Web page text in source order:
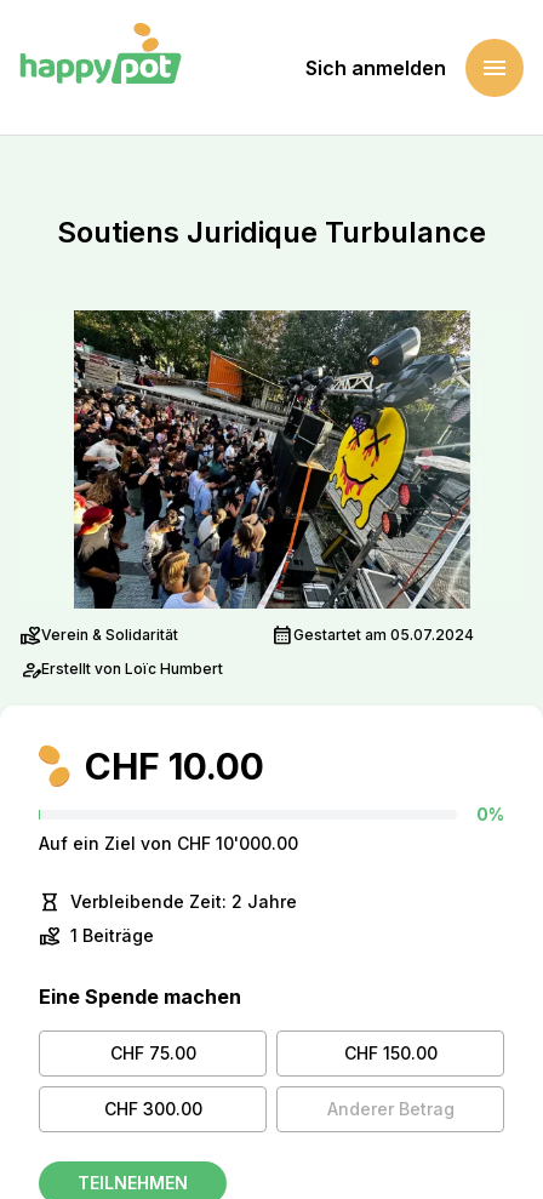
Sich anmelden menu
Soutiens Juridique Turbulance
volunteer_activismVerein & Solidarität calendar_monthGestartet am 05.07.2024
person_editErstellt von Loïc Humbert
CHF 10.00
0%
Auf ein Ziel von CHF 10'000.00
hourglass_empty Verbleibende Zeit: 2 Jahre
volunteer_activism 1 Beiträge
Eine Spende machen
CHF 75.00 CHF 150.00
CHF 300.00 Anderer Betrag
TEILNEHMEN